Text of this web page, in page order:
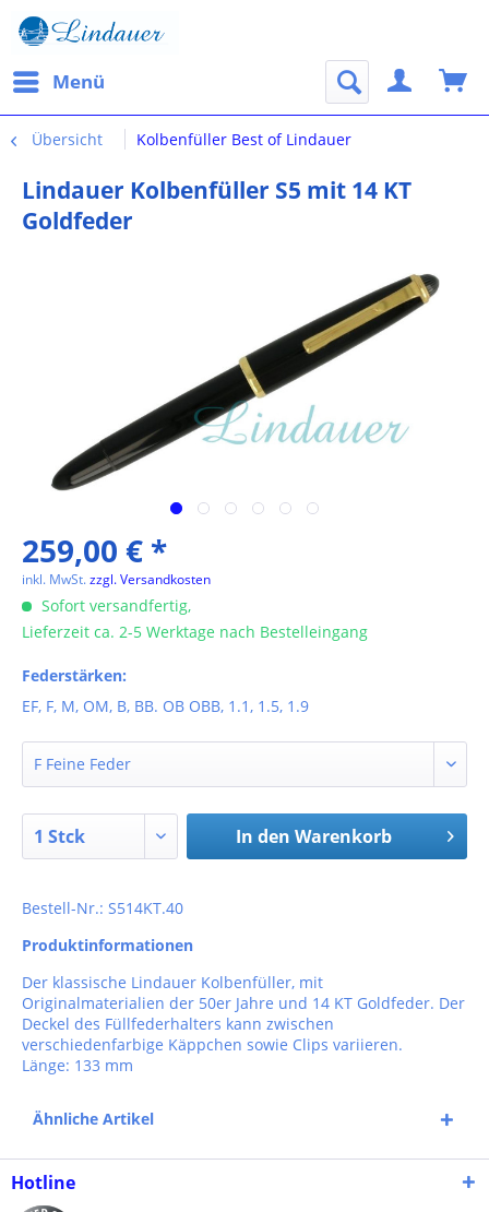
Menü
Übersicht Kolbenfüller Best of Lindauer
Lindauer Kolbenfüller S5 mit 14 KT
Goldfeder
259,00 € *
inkl. MwSt.zzgl. Versandkosten
Sofort versandfertig,
Lieferzeit ca. 2-5 Werktage nach Bestelleingang
Federstärken:
EF, F, M, OM, B, BB. OB OBB, 1.1, 1.5, 1.9
In den Warenkorb
Bestell-Nr.: S514KT.40
Produktinformationen
Der klassische Lindauer Kolbenfüller, mit
Originalmaterialien der 50er Jahre und 14 KT Goldfeder. Der
Deckel des Füllfederhalters kann zwischen
verschiedenfarbige Käppchen sowie Clips variieren.
Länge: 133 mm
Ähnliche Artikel
Hotline